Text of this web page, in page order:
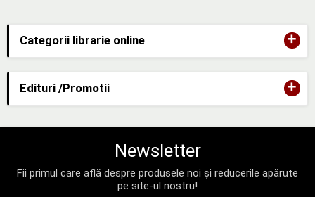
Categorii librarie online +
Edituri /Promotii +
Newsletter
Fii primul care află despre produsele noi și reducerile apărute
pe site-ul nostru!